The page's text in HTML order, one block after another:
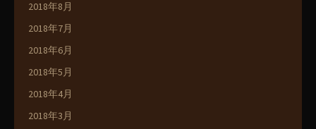
2018年8月
2018年7月
2018年6月
2018年5月
2018年4月
2018年3月